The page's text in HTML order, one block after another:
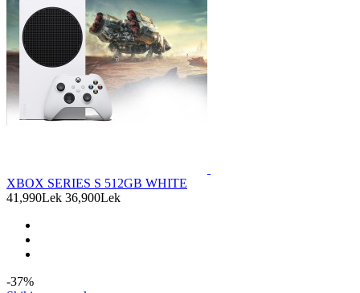
XBOX SERIES S 512GB WHITE
41,990Lek 36,900Lek
-37%